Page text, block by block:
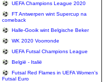
UEFA Champions League 2020
FT Antwerpen wint Supercup na
comeback
Halle-Gooik wint Belgische Beker
WK 2020 Voorronde
UEFA Futsal Champions League
België - Italië
Futsal Red Flames in UEFA Women's
Futsal Euro